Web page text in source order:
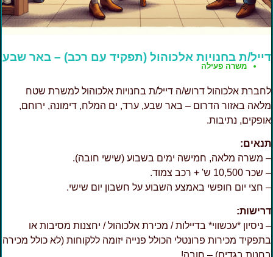
ת בחנויות אלכוהול (תפקיד עם רכב) – באר שבע
משרה פעילה
אלכוהול דרוש/ה דייל/ת בחנויות אלכוהול למשרת שטח
באזור הדרום – באר שבע, ערד, ים המלח, דימונה, ירוחם,
נתיבות.
משרה מלאה, חמישה ימים בשבוע (שישי חובה).
10,500 ש' + רכב צמוד.
חצי יום חופשי באמצע השבוע על חשבון יום שישי.
ניסיון *עכשווי* בדיילות / מכירת אלכוהול / יחצנות מסיבות או
מכירות פרונטלי הכולל פנייה יזומה ללקוחות (לא כולל מכירה
בגדים) – חובה!